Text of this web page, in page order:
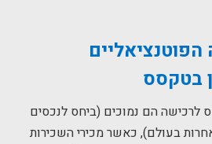
בטקסס
לרכישה הם נמוכים (ביחס לנכסים
בעולם), כאשר מכירי השכירות